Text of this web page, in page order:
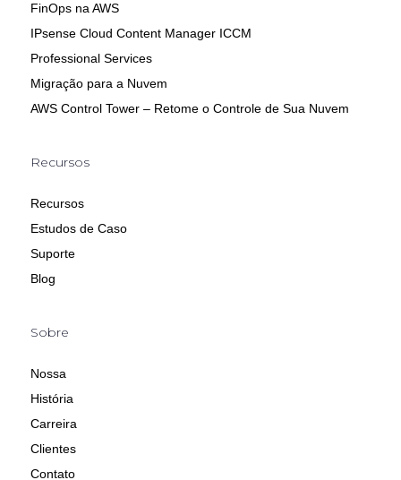
FinOps na AWS
IPsense Cloud Content Manager ICCM
Professional Services
Migração para a Nuvem
AWS Control Tower – Retome o Controle de Sua Nuvem
Recursos
Recursos
Estudos de Caso
Suporte
Blog
Sobre
Nossa
História
Carreira
Clientes
Contato